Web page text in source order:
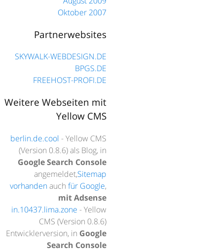
Oktober 2007
Partnerwebsites
SKYWALK-WEBDESIGN.DE
BPGS.DE
FREEHOST-PROFI.DE
Weitere Webseiten mit
Yellow CMS
berlin.de.cool - Yellow CMS
(Version 0.8.6) als Blog, in
Google Search Console
angemeldet,Sitemap
vorhandenauch für Google,
mit Adsense
in.10437.lima.zone - Yellow
CMS (Version 0.8.6)
Entwicklerversion, in Google
Search Console